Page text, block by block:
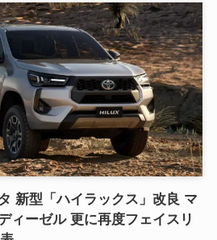
新型「ハイラックス」改良 マ
ィーゼル 更に再度フェイスリ